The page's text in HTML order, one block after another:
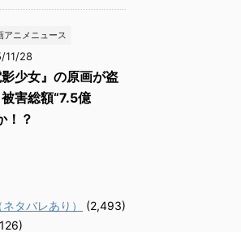
アニメニュース
11/28
影少女』の原画が盗
害総額“7.5億
！？
タバレあり）
(2,493)